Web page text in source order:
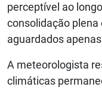
perceptível ao
consolidação
aguardados
A meteorologista
climáticas